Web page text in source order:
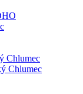
Chlumec
Chlumec